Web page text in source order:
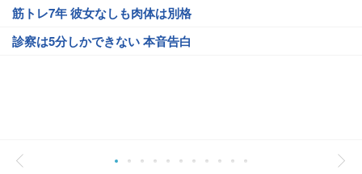
筋トレ7年 彼女なしも肉体は別格
診察は5分しかできない 本音告白